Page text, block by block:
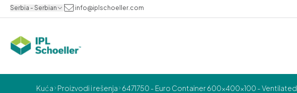
Serbia - Serbian info@iplschoeller.com
Kuća Proizvodi i rešenja 6471750 - Euro Container 600x400x100 - Ventilated